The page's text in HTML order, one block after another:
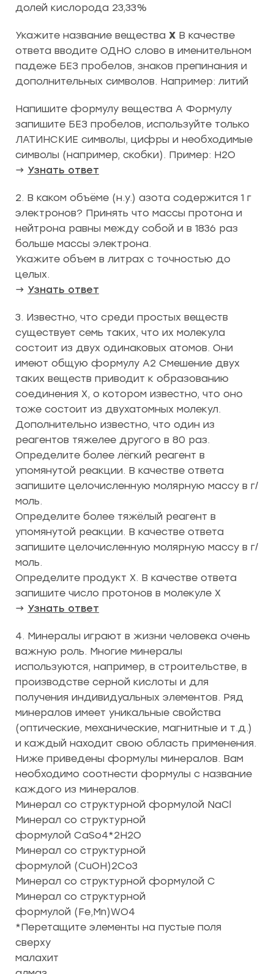
долей кислорода 23,33%
Укажите название вещества Х В качестве
ответа вводите ОДНО слово в именительном
падеже БЕЗ пробелов, знаков препинания и
дополнительных символов. Например: литий
Напишите формулу вещества А Формулу
запишите БЕЗ пробелов, используйте только
ЛАТИНСКИЕ символы, цифры и необходимые
символы (например, скобки). Пример: H2O
→ Узнать ответ
2. В каком объёме (н.у.) азота содержится 1 г
электронов? Принять что массы протона и
нейтрона равны между собой и в 1836 раз
больше массы электрона.
Укажите объем в литрах с точностью до
целых.
→ Узнать ответ
3. Известно, что среди простых веществ
существует семь таких, что их молекула
состоит из двух одинаковых атомов. Они
имеют общую формулу А2 Смешение двух
таких веществ приводит к образованию
соединения Х, о котором известно, что оно
тоже состоит из двухатомных молекул.
Дополнительно известно, что один из
реагентов тяжелее другого в 80 раз.
Определите более лёгкий реагент в
упомянутой реакции. В качестве ответа
запишите целочисленную молярную массу в г/
моль.
Определите более тяжёлый реагент в
упомянутой реакции. В качестве ответа
запишите целочисленную молярную массу в г/
моль.
Определите продукт Х. В качестве ответа
запишите число протонов в молекуле Х
→ Узнать ответ
4. Минералы играют в жизни человека очень
важную роль. Многие минералы
используются, например, в строительстве, в
производстве серной кислоты и для
получения индивидуальных элементов. Ряд
минералов имеет уникальные свойства
(оптические, механические, магнитные и т.д.)
и каждый находит свою область применения.
Ниже приведены формулы минералов. Вам
необходимо соотнести формулы с название
каждого из минералов.
Минерал со структурной формулой NaCl
Минерал со структурной
формулой CaSo4*2H2O
Минерал со структурной
формулой (CuOH)2Co3
Минерал со структурной формулой С
Минерал со структурной
формулой (Fe,Mn)WO4
*Перетащите элементы на пустые поля
сверху
малахит